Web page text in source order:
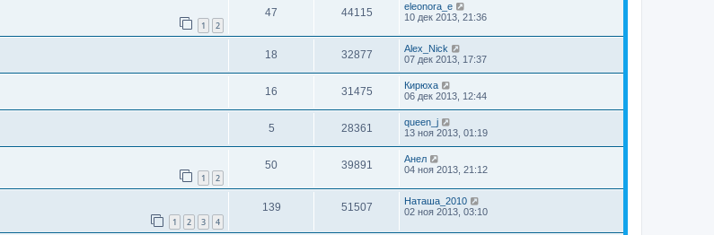
1 2
47 44115
eleonora_e
10 дек 2013, 21:36
18 32877
Alex_Nick
07 дек 2013, 17:37
16 31475
Кирюха
06 дек 2013, 12:44
5 28361
queen_j
13 ноя 2013, 01:19
1 2
50 39891
Анел
04 ноя 2013, 21:12
1 2 3 4
139 51507
Наташа_2010
02 ноя 2013, 03:10